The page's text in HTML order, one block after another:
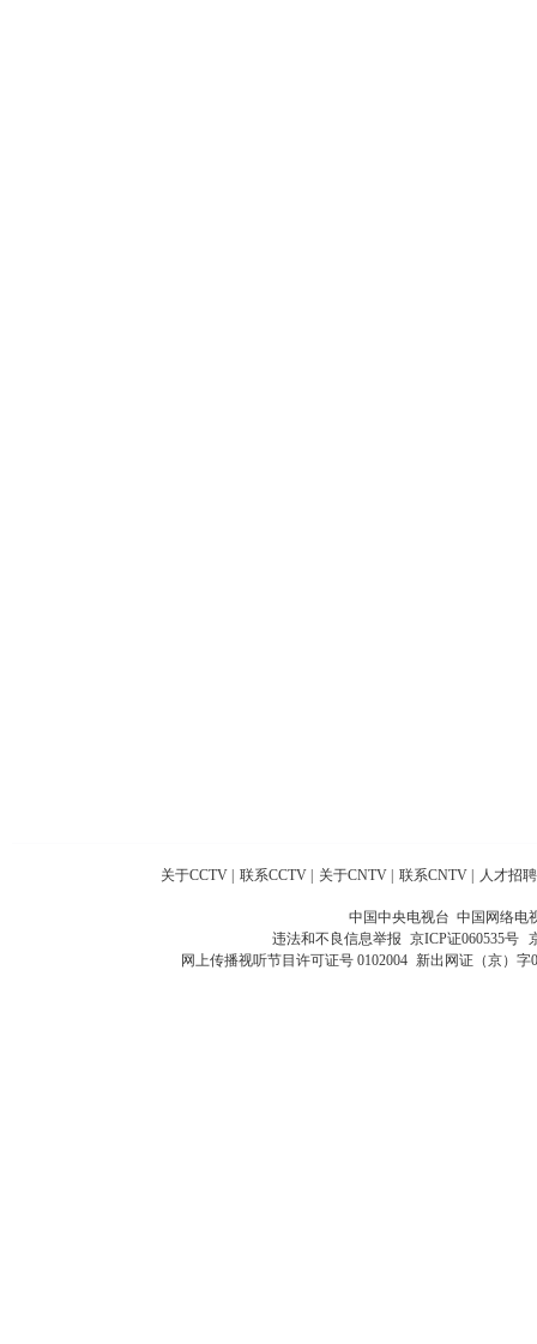
关于CCTV 联系CCTV 关于CNTV 联系CNTV 人才招聘
中国中央电视台 中国网络电
违法和不良信息举报 京ICP证060535号
网上传播视听节目许可证号 0102004 新出网证（京）